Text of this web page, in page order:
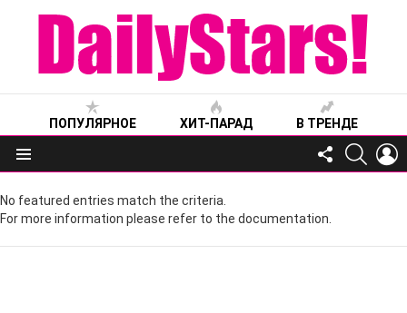
ПОПУЛЯРНОЕ ХИТ-ПАРАД В ТРЕНДЕ
Меню
FOLLOW
US
No featured entries match the criteria.
For more information please refer to the documentation.